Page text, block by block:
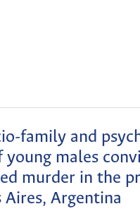
family and
young males
murder in the
Aires, Argentina